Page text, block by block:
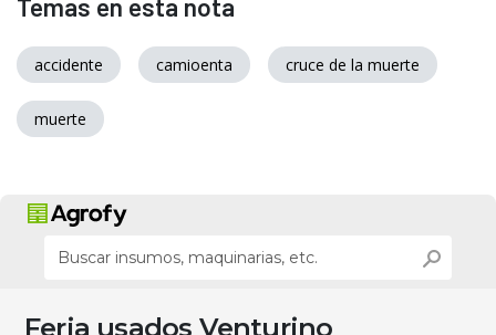
Temas en esta nota
accidente camioenta cruce de la muerte
muerte
Feria usados Venturino